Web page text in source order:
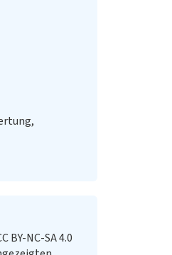
NC-SA 4.0